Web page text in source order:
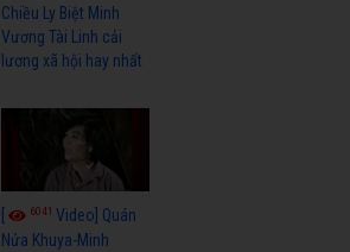
Chiều Ly Biệt Minh
Vương Tài Linh cải
lương xã hội hay nhất
6041Video] Quán
Nửa Khuya-Minh